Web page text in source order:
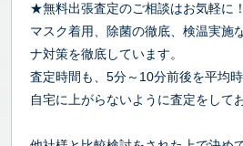
★無料出張査定のご相談はお気軽に！
マスク着用、除菌の徹底、検温実施
ナ対策を徹底しています。
査定時間も、5分～10分前後を平均
自宅に上がらないように査定をして